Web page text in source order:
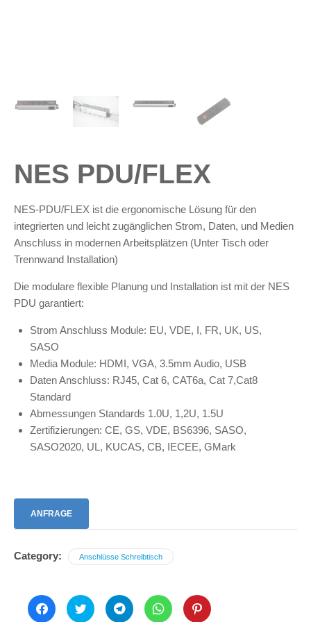
NES PDU/FLEX
NES-PDU/FLEX ist die ergonomische Lösung für den
integrierten und leicht zugänglichen Strom, Daten, und Medien
Anschluss in modernen Arbeitsplätzen (Unter Tisch oder
Trennwand Installation)
Die modulare flexible Planung und Installation ist mit der NES
PDU garantiert:
Strom Anschluss Module: EU, VDE, I, FR, UK, US,
SASO
Media Module: HDMI, VGA, 3.5mm Audio, USB
Daten Anschluss: RJ45, Cat 6, CAT6a, Cat 7,Cat8
Standard
Abmessungen Standards 1.0U, 1,2U, 1.5U
Zertifizierungen: CE, GS, VDE, BS6396, SASO,
SASO2020, UL, KUCAS, CB, IECEE, GMark
ANFRAGE
Category: Anschlüsse Schreibtisch
Click
to
Click
to
Click
to
Click
to
Click
to